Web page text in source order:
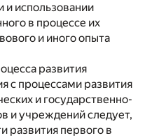
и использовании
в процессе их
и иного опыта
развития
с процессами развития
и государственно-
и учреждений следует,
развития первого в